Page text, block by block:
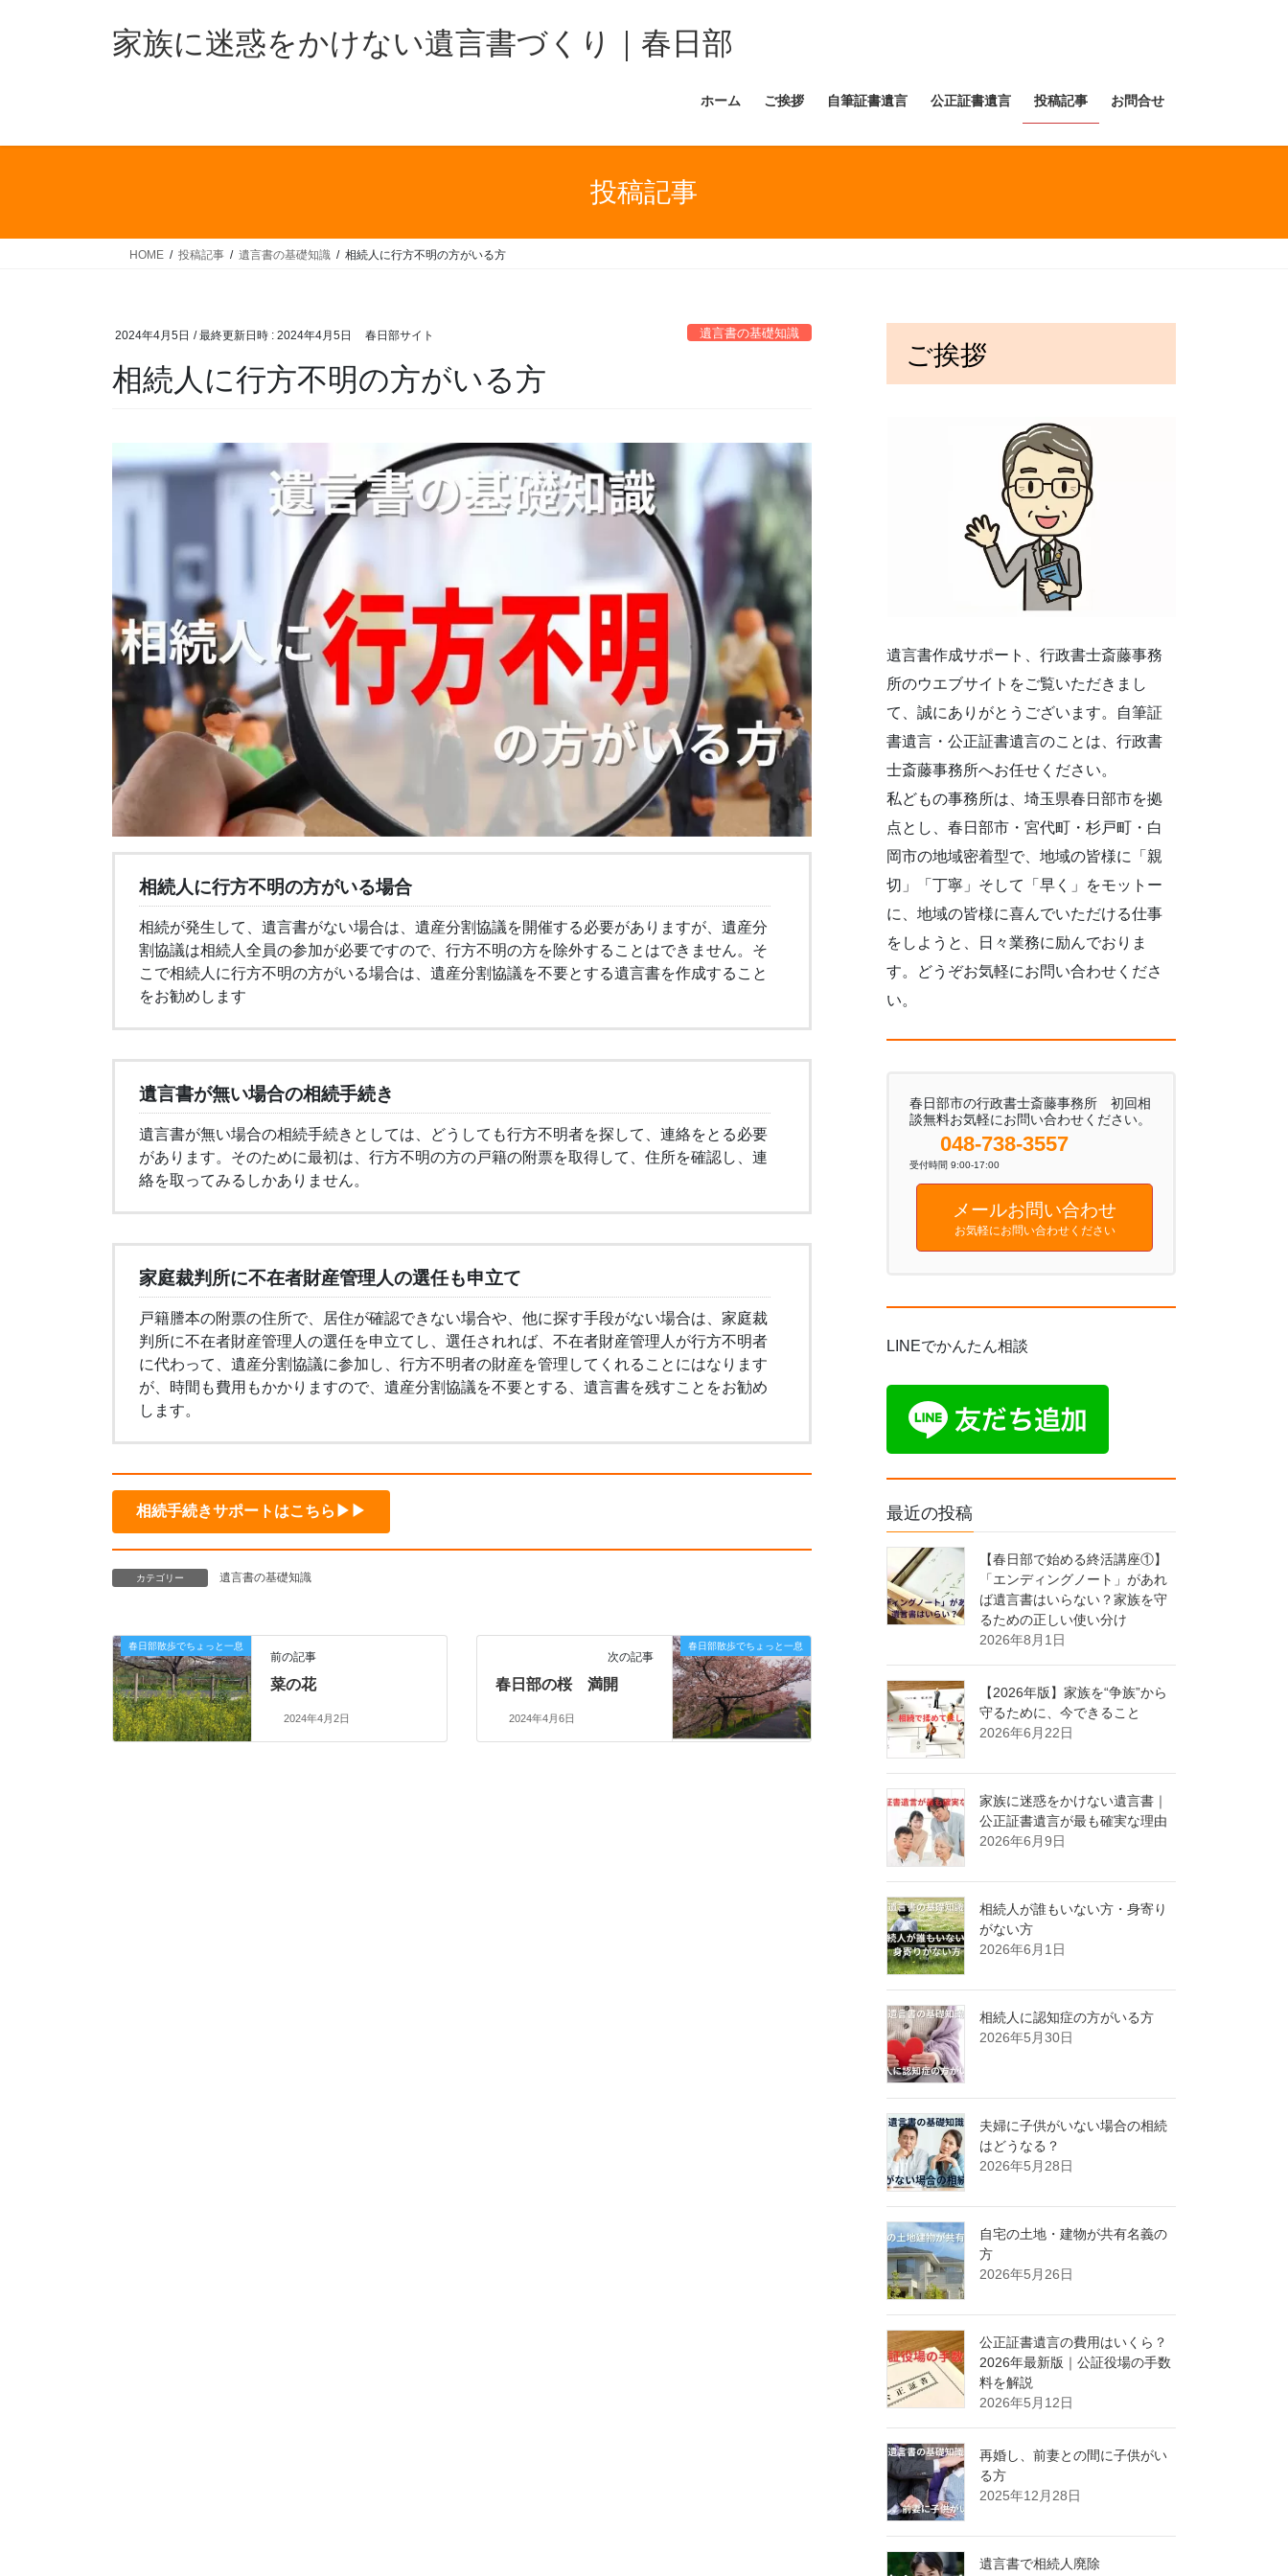
ス
ン
家族に迷惑をかけない遺言書づくり｜春日部
ホーム ご挨拶 自筆証書遺言 公正証書遺言 投稿記事 お問合せ
投稿記事
HOME 投稿記事 遺言書の基礎知識 相続人に行方不明の方がいる方
2024年4月5日 / 最終更新日時 : 2024年4月5日 春日部サイト 遺言書の基礎知識
相続人に行方不明の方がいる方
相続人に行方不明の方がいる場合
相続が発生して、遺言書がない場合は、遺産分割協議を開催する必要がありますが、遺産分
割協議は相続人全員の参加が必要ですので、行方不明の方を除外することはできません。そ
こで相続人に行方不明の方がいる場合は、遺産分割協議を不要とする遺言書を作成すること
をお勧めします
遺言書が無い場合の相続手続き
遺言書が無い場合の相続手続きとしては、どうしても行方不明者を探して、連絡をとる必要
があります。そのために最初は、行方不明の方の戸籍の附票を取得して、住所を確認し、連
絡を取ってみるしかありません。
家庭裁判所に不在者財産管理人の選任も申立て
戸籍謄本の附票の住所で、居住が確認できない場合や、他に探す手段がない場合は、家庭裁
判所に不在者財産管理人の選任を申立てし、選任されれば、不在者財産管理人が行方不明者
に代わって、遺産分割協議に参加し、行方不明者の財産を管理してくれることにはなります
が、時間も費用もかかりますので、遺産分割協議を不要とする、遺言書を残すことをお勧め
します。
相続手続きサポートはこちら▶▶
カテゴリー 遺言書の基礎知識
春日部散歩でちょっと一息
前の記事
菜の花
2024年4月2日
春日部散歩でちょっと一息
次の記事
春日部の桜 満開
2024年4月6日
ご挨拶
遺言書作成サポート、行政書士斎藤事務
所のウエブサイトをご覧いただきまし
て、誠にありがとうございます。自筆証
書遺言・公正証書遺言のことは、行政書
士斎藤事務所へお任せください。
私どもの事務所は、埼玉県春日部市を拠
点とし、春日部市・宮代町・杉戸町・白
岡市の地域密着型で、地域の皆様に「親
切」「丁寧」そして「早く」をモットー
に、地域の皆様に喜んでいただける仕事
をしようと、日々業務に励んでおりま
す。どうぞお気軽にお問い合わせくださ
い。
春日部市の行政書士斎藤事務所 初回相
談無料お気軽にお問い合わせください。
048-738-3557
受付時間 9:00-17:00
メールお問い合わせ
お気軽にお問い合わせください
LINEでかんたん相談
最近の投稿
【春日部で始める終活講座①】
「エンディングノート」があれ
ば遺言書はいらない？家族を守
るための正しい使い分け
2026年8月1日
【2026年版】家族を“争族”から
守るために、今できること
2026年6月22日
家族に迷惑をかけない遺言書｜
公正証書遺言が最も確実な理由
2026年6月9日
相続人が誰もいない方・身寄り
がない方
2026年6月1日
相続人に認知症の方がいる方
2026年5月30日
夫婦に子供がいない場合の相続
はどうなる？
2026年5月28日
自宅の土地・建物が共有名義の
方
2026年5月26日
公正証書遺言の費用はいくら？
2026年最新版｜公証役場の手数
料を解説
2026年5月12日
再婚し、前妻との間に子供がい
る方
2025年12月28日
遺言書で相続人廃除